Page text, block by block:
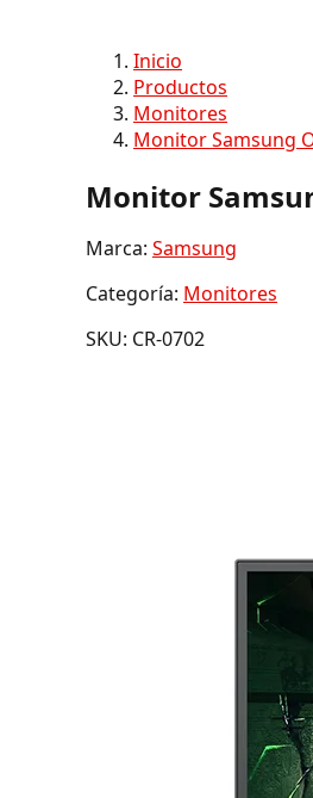
Inicio
Productos
Monitores
Monitor Samsung
Monitor
Marca: Samsung
Categoría: Monitores
SKU: CR-0702